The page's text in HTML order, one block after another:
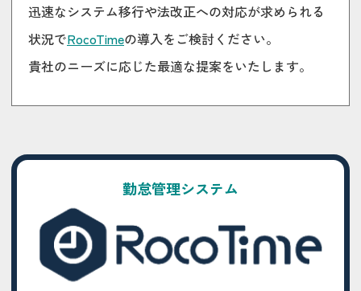
迅速なシステム移行や法改正への対応が求められる
状況でRocoTimeの導入をご検討ください。
貴社のニーズに応じた最適な提案をいたします。
勤怠管理システム